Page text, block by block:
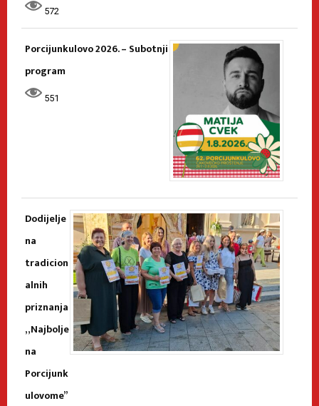
572
Porcijunkulovo 2026. – Subotnji
program
551
Dodijelje
na
tradicion
alnih
priznanja
„Najbolje
na
Porcijunk
ulovome”